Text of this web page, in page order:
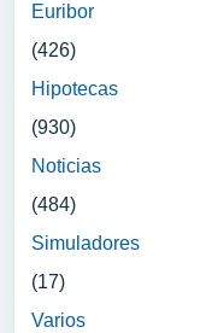
Euribor
(426)
Hipotecas
(930)
Noticias
(484)
Simuladores
(17)
Varios